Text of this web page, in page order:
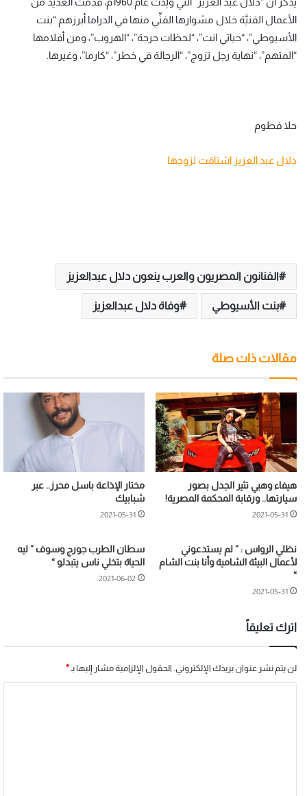
الأعمال الفنيَّة خلال مشوارها الفنِّي منها في الدراما أبرزهم “بنت
الأسيوطي”، “حياتي انت”، “لحظات حرجة”، “الهروب”، ومن أفلامها
“المتهم”، “نهاية رجل تزوج”، “الرجالة في خطر”، “كارما”، وغيرها.
حلا فطوم
دلال عبد العزيز اشتاقت لزوجها
الفنانون المصريون والعرب ينعون دلال عبدالعزيز
بنت الأسيوطي وفاة دلال عبدالعزيز
مقالات ذات صلة
هيفاء وهبي تثير الجدل بصور
سيارتها.. ورقابة المحكمة المصرية!
2021-05-31
مختار الإذاعة باسل محرز.. عبر
شبابيك
2021-05-31
نظلي الرواس : ” لم يستدعوني
لأعمال البيئة الشامية وأنا بنت الشام
“
2021-05-31
سطان الطرب جورج وسوف ” ليه
الحياة بتخلي ناس يتبدلو “
2021-06-02
اترك تعليقاً
لن يتم نشر عنوان بريدك الإلكتروني. الحقول الإلزامية مشار إليها بـ*